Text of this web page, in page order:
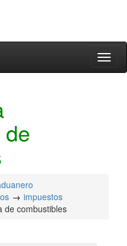
impuestos
de combustibles